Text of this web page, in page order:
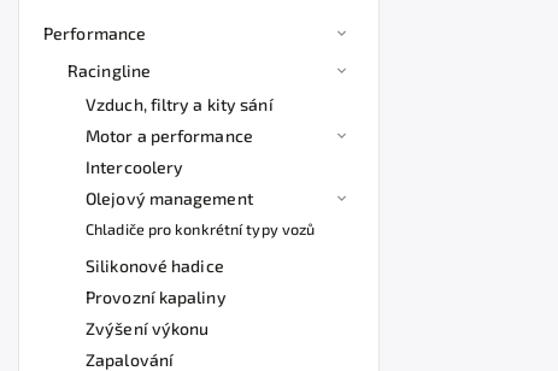
Performance
Racingline
Vzduch, filtry a kity sání
Motor a performance
Intercoolery
Olejový management
Chladiče pro konkrétní typy vozů
Silikonové hadice
Provozní kapaliny
Zvýšení výkonu
Zapalování